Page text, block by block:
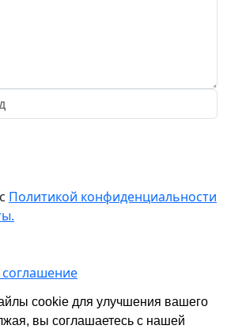
Политикой конфиденциальности
cookie для улучшения вашего
вы соглашаетесь с нашей